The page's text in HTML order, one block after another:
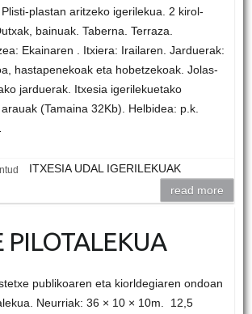
plastan aritzeko igerilekua. 2 kirol-
bainuak. Taberna. Terraza.
Ekainaren . Itxiera: Irailaren. Jarduerak:
hastapenekoak eta hobetzekoak. Jolas-
jarduerak. Itxesia igerilekuetako
(Tamaina 32Kb). Helbidea: p.k.
ITXESIA UDAL IGERILEKUAK
read more
PILOTALEKUA
publikoaren eta kiorldegiaren ondoan
Neurriak: 36 × 10 × 10m. 12,5